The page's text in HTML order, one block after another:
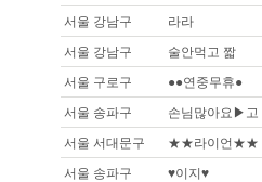
서울 강남구
라라
서울 강남구
술안먹고 짧
서울 구로구
●●연중무휴●
서울 송파구
손님많아요▶고
서울 서대문구
★★라이언★★
서울 송파구
♥이지♥